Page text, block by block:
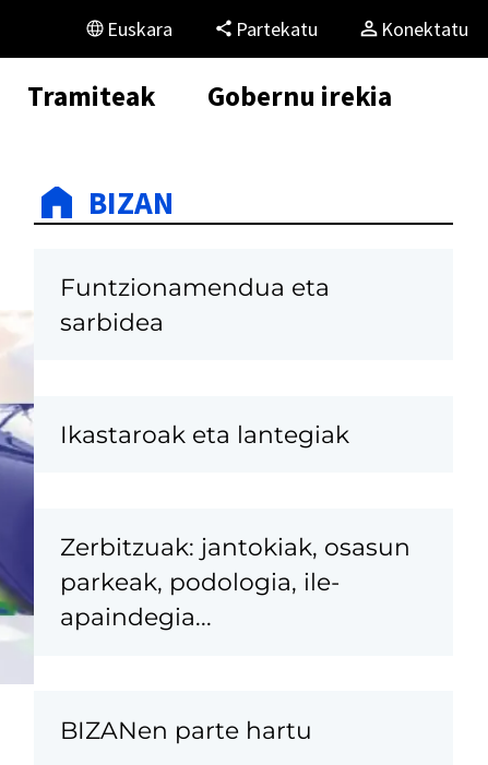
Euskara Partekatu Konektatu
Tramiteak Gobernu irekia
BIZAN
Funtzionamendua eta
sarbidea
Ikastaroak eta lantegiak
Zerbitzuak: jantokiak, osasun
parkeak, podologia, ile-
apaindegia...
BIZANen parte hartu